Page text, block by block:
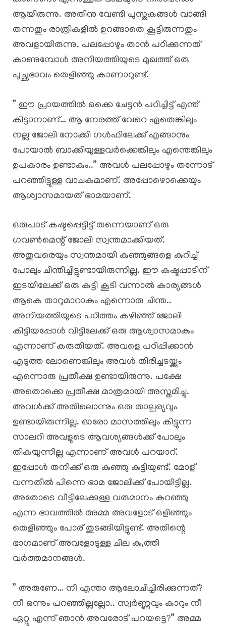
ആയിരുന്നു. അതിനു വേണ്ടി പുസ്തകങ്ങൾ വാങ്ങി
തന്നതും രാത്രികളിൽ ഉറങ്ങാതെ കൂട്ടിരുന്നതും
അവളായിരുന്നു. പലപ്പോഴും താൻ പഠിക്കുന്നത്
കാണുമ്പോൾ അനിയത്തിയുടെ മുഖത്ത് ഒരു
പുച്ഛഭാവം തെളിഞ്ഞു കാണാറുണ്ട്.
” ഈ പ്രായത്തിൽ ഒക്കെ ചേട്ടൻ പഠിച്ചിട്ട് എന്ത്
കിട്ടാനാണ്… ആ നേരത്ത് വേറെ ഏതെങ്കിലും
നല്ല ജോലി നോക്കി ഗൾഫിലേക്ക് എങ്ങാനും
പോയാൽ ബാക്കിയുള്ളവർക്കെങ്കിലും എന്തെങ്കിലും
ഉപകാരം ഉണ്ടാകും..” അവൾ പലപ്പോഴും തന്നോട്
പറഞ്ഞിട്ടുള്ള വാചകമാണ്. അപ്പോഴൊക്കെയും
ആശ്വാസമായത് ഭാമയാണ്.
ഒരുപാട് കഷ്ടപ്പെട്ടിട്ട് തന്നെയാണ് ഒരു
ഗവൺമെന്റ് ജോലി സ്വന്തമാക്കിയത്.
അതുവരെയും സ്വന്തമായി കുഞ്ഞുങ്ങളെ കുറിച്ച്
പോലും ചിന്തിച്ചിട്ടുണ്ടായിരുന്നില്ല. ഈ കഷ്ടപ്പാടിന്
ഇടയിലേക്ക് ഒരു കുട്ടി കൂടി വന്നാൽ കാര്യങ്ങൾ
ആകെ താറുമാറാകും എന്നൊരു ചിന്ത..
അനിയത്തിയുടെ പഠിത്തം കഴിഞ്ഞ് ജോലി
കിട്ടിയപ്പോൾ വീട്ടിലേക്ക് ഒരു ആശ്വാസമാകും
എന്നാണ് കരുതിയത്. അവളെ പഠിപ്പിക്കാൻ
എടുത്ത ലോണെങ്കിലും അവൾ തിരിച്ചടയ്ക്കും
എന്നൊരു പ്രതീക്ഷ ഉണ്ടായിരുന്നു. പക്ഷേ
അതൊക്കെ പ്രതീക്ഷ മാത്രമായി അസ്തമിച്ചു.
അവൾക്ക് അതിലൊന്നും ഒരു താല്പര്യവും
ഉണ്ടായിരുന്നില്ല. ഓരോ മാസത്തിലും കിട്ടുന്ന
സാലറി അവളുടെ ആവശ്യങ്ങൾക്ക് പോലും
തികയുന്നില്ല എന്നാണ് അവൾ പറയാറ്.
ഇപ്പോൾ തനിക്ക് ഒരു കുഞ്ഞു കുട്ടിയുണ്ട്. മോള്
വന്നതിൽ പിന്നെ ഭാമ ജോലിക്ക് പോയിട്ടില്ല.
അതോടെ വീട്ടിലേക്കുള്ള വരുമാനം കുറഞ്ഞു
എന്ന ഭാവത്തിൽ അമ്മ അവളോട് ഒളിഞ്ഞും
തെളിഞ്ഞും പോര് തുടങ്ങിയിട്ടുണ്ട്. അതിന്റെ
ഭാഗമാണ് അവളോടുള്ള ചില കു,ത്തി
വർത്തമാനങ്ങൾ.
” അരുണേ… നീ എന്താ ആലോചിച്ചിരിക്കുന്നത്?
നീ ഒന്നും പറഞ്ഞില്ലല്ലോ.. സ്വർണ്ണവും കാറും നീ
ഏറ്റു എന്ന് ഞാൻ അവരോട് പറയട്ടെ?” അമ്മ